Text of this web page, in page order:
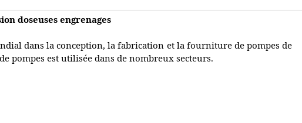
doseuses engrenages
dans la conception, la fabrication et la fourniture de pompes de
pompes est utilisée dans de nombreux secteurs.